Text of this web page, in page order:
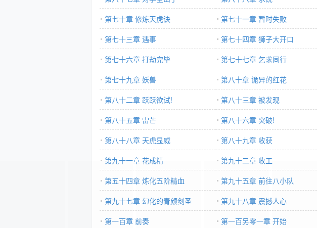
第七十章 修炼天虎诀
第七十一章 暂时失败
第七十三章 遇事
第七十四章 狮子大开口
第七十六章 打劫完毕
第七十七章 乞求同行
第七十九章 妖兽
第八十章 诡异的红花
第八十二章 跃跃欲试!
第八十三章 被发现
第八十五章 雷芒
第八十六章 突破!
第八十八章 天虎显威
第八十九章 收获
第九十一章 花成精
第九十二章 收工
第五十四章 炼化五阶精血
第九十五章 前往八小队
第九十七章 幻化的青颜剑圣
第九十八章 震撼人心
第一百章 前奏
第一百另零一章 开始